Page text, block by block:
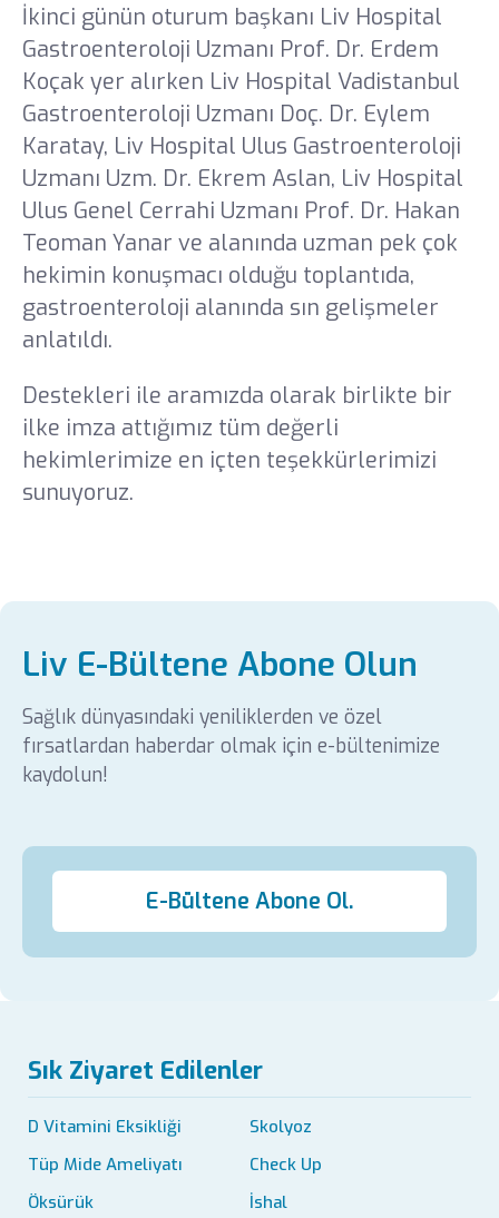
İkinci günün oturum başkanı Liv Hospital
Gastroenteroloji Uzmanı Prof. Dr. Erdem
Koçak yer alırken Liv Hospital Vadistanbul
Gastroenteroloji Uzmanı Doç. Dr. Eylem
Karatay, Liv Hospital Ulus Gastroenteroloji
Uzmanı Uzm. Dr. Ekrem Aslan, Liv Hospital
Ulus Genel Cerrahi Uzmanı Prof. Dr. Hakan
Teoman Yanar ve alanında uzman pek çok
hekimin konuşmacı olduğu toplantıda,
gastroenteroloji alanında sın gelişmeler
anlatıldı.
Destekleri ile aramızda olarak birlikte bir
ilke imza attığımız tüm değerli
hekimlerimize en içten teşekkürlerimizi
sunuyoruz.
Liv E-Bültene Abone Olun
Sağlık dünyasındaki yeniliklerden ve özel
fırsatlardan haberdar olmak için e-bültenimize
kaydolun!
E-Bültene Abone Ol.
Sık Ziyaret Edilenler
D Vitamini Eksikliği
Skolyoz
Tüp Mide Ameliyatı
Check Up
Öksürük
İshal